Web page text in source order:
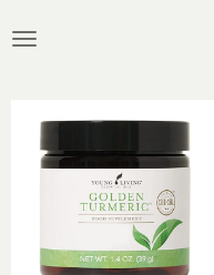
direct
hoofdinhoud